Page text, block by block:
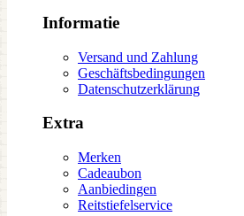
Informatie
Versand und Zahlung
Geschäftsbedingungen
Datenschutzerklärung
Extra
Merken
Cadeaubon
Aanbiedingen
Reitstiefelservice